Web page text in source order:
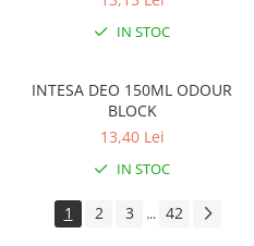
IN STOC
INTESA DEO 150ML ODOUR
BLOCK
13,40 Lei
IN STOC
1 2 3 ... 42